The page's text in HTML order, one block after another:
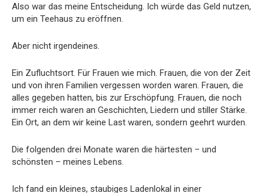
Also war das meine Entscheidung. Ich würde das Geld nutzen,
um ein Teehaus zu eröffnen.
Aber nicht irgendeines.
Ein Zufluchtsort. Für Frauen wie mich. Frauen, die von der Zeit
und von ihren Familien vergessen worden waren. Frauen, die
alles gegeben hatten, bis zur Erschöpfung. Frauen, die noch
immer reich waren an Geschichten, Liedern und stiller Stärke.
Ein Ort, an dem wir keine Last waren, sondern geehrt wurden.
Die folgenden drei Monate waren die härtesten – und
schönsten – meines Lebens.
Ich fand ein kleines, staubiges Ladenlokal in einer